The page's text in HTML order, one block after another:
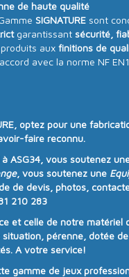
de haute qualité
SIGNATURE sont
garantissant sécurité,
aux finitions de
avec la norme NF
, optez pour une
faire reconnu.
à ASG34 , vous soutenez
, vous soutenez une
de devis, photos,
210 283
et celle de notre matériel
pérenne, dotée
A votre service!
gamme de jeux